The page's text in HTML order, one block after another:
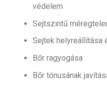
védelem
Sejtszintű
Sejtek helyreállítása
Bőr ragyogása
Bőr tónusának